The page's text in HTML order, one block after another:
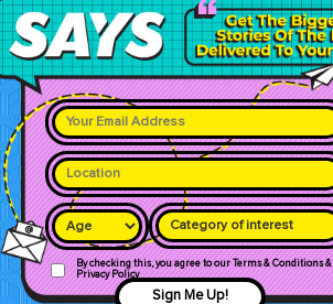
Category of interest
By checking this, you agree to our Terms & Conditions &
Privacy Policy
Sign Me Up!